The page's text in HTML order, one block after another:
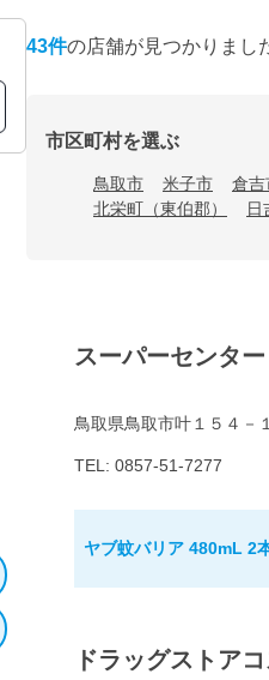
43件の店舗が見つかりまし
市区町村を選ぶ
鳥取市 米子市 倉吉
北栄町（東伯郡）
日
スーパーセンタ
鳥取県鳥取市叶１５４－１
TEL: 0857-51-7277
ヤブ蚊バリア 480mL 2
ドラッグストア